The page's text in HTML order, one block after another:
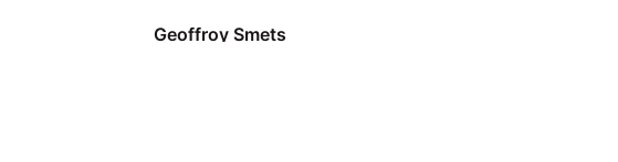
Geoffroy Smets